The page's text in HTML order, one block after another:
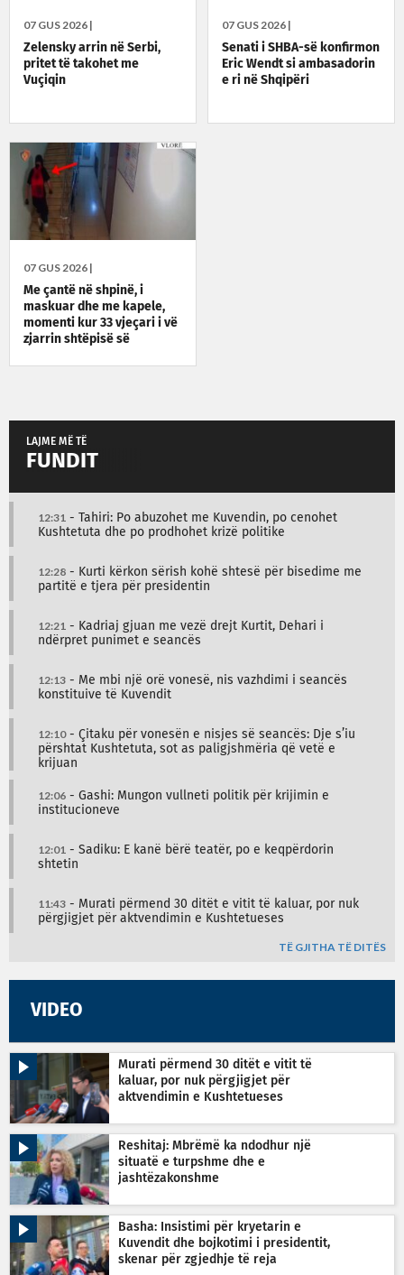
07 GUS 2026 |
Zelensky arrin në Serbi,
pritet të takohet me
Vuçiqin
07 GUS 2026 |
Senati i SHBA-së konfirmon
Eric Wendt si ambasadorin
e ri në Shqipëri
07 GUS 2026 |
Me çantë në shpinë, i
maskuar dhe me kapele,
momenti kur 33 vjeçari i vë
zjarrin shtëpisë së
LAJME MË TË
FUNDIT
12:31 - Tahiri: Po abuzohet me Kuvendin, po cenohet
Kushtetuta dhe po prodhohet krizë politike
12:28 - Kurti kërkon sërish kohë shtesë për bisedime me
partitë e tjera për presidentin
12:21 - Kadriaj gjuan me vezë drejt Kurtit, Dehari i
ndërpret punimet e seancës
12:13 - Me mbi një orë vonesë, nis vazhdimi i seancës
konstituive të Kuvendit
12:10- Çitaku për vonesën e nisjes së seancës: Dje s’iu
përshtat Kushtetuta, sot as paligjshmëria që vetë e
krijuan
12:06 - Gashi: Mungon vullneti politik për krijimin e
institucioneve
12:01 - Sadiku: E kanë bërë teatër, po e keqpërdorin
shtetin
11:43 - Murati përmend 30 ditët e vitit të kaluar, por nuk
përgjigjet për aktvendimin e Kushtetueses
TË GJITHA TË DITËS
VIDEO
Murati përmend 30 ditët e vitit të
kaluar, por nuk përgjigjet për
aktvendimin e Kushtetueses
Reshitaj: Mbrëmë ka ndodhur një
situatë e turpshme dhe e
jashtëzakonshme
Basha: Insistimi për kryetarin e
Kuvendit dhe bojkotimi i presidentit,
skenar për zgjedhje të reja